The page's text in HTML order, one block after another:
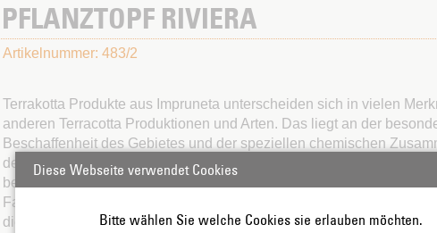
PFLANZTOPF RIVIERA
Artikelnummer: 483/2
Terrakotta Produkte aus Impruneta unterscheiden sich in vielen
anderen Terracotta Produktionen und Arten. Das liegt an der
Beschaffenheit des Gebietes und der speziellen chemischen
des Tons. Der einmal bearbeitete, gebrannte Rohstoff verleiht dem
besonders hohe Resistenz gegen Frost und seine typische warme
Farbnuancen.
diese harmonisch in jedes Ambiente einzupassen. Jedes Produkt
Diese Webseite verwendet Cookies
Bitte wählen Sie welche Cookies sie erlauben möchten.